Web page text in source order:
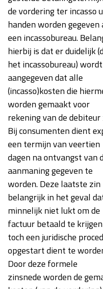
de vordering ter incasso
handen worden gegeven
een incassobureau.
hierbij is dat er duidelijk
het incassobureau) wordt
aangegeven dat alle
(incasso)kosten die
worden gemaakt voor
rekening van de debiteur
Bij consumenten dient
een termijn van veertien
dagen na ontvangst van
aanmaning gegeven te
worden. Deze laatste zin
belangrijk in het geval
minnelijk niet lukt om de
factuur betaald te
toch een juridische
opgestart dient te
Door deze formele
zinsnede worden de